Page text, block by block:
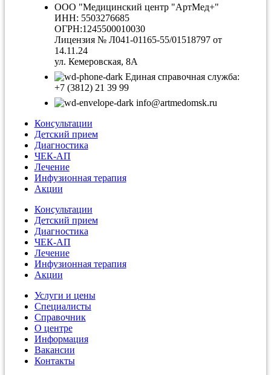
ООО "Медицинский центр "АртМед+"
ИНН: 5503276685
ОГРН:1245500010030
Лицензия № Л041-01165-55/01518797 от
14.11.24
ул. Кемеровская, 8А
Единая справочная служба:
+7 (3812) 21 39 99
info@artmedomsk.ru
Консультации
Детский прием
Диагностика
ЧЕК-АП
Лечение
Инфузионная терапия
Акции
Консультации
Детский прием
Диагностика
ЧЕК-АП
Лечение
Инфузионная терапия
Акции
Услуги и цены
Специалисты
Справочник
О центре
Информация
Вакансии
Контакты